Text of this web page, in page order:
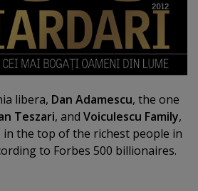
libera, Dan Adamescu, the one
Teszari, and Voiculescu Family,
the top of the richest people in
to Forbes 500 billionaires.